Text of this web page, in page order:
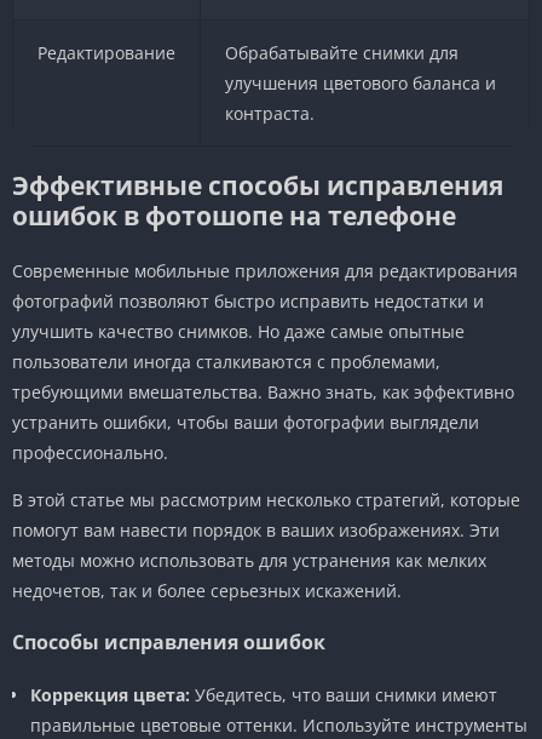
Редактирование
Обрабатывайте снимки для
улучшения цветового баланса и
контраста.
Эффективные способы исправления
ошибок в фотошопе на телефоне
Современные мобильные приложения для редактирования
фотографий позволяют быстро исправить недостатки и
улучшить качество снимков. Но даже самые опытные
пользователи иногда сталкиваются с проблемами,
требующими вмешательства. Важно знать, как эффективно
устранить ошибки, чтобы ваши фотографии выглядели
профессионально.
В этой статье мы рассмотрим несколько стратегий, которые
помогут вам навести порядок в ваших изображениях. Эти
методы можно использовать для устранения как мелких
недочетов, так и более серьезных искажений.
Способы исправления ошибок
Коррекция цвета: Убедитесь, что ваши снимки имеют
правильные цветовые оттенки. Используйте инструменты